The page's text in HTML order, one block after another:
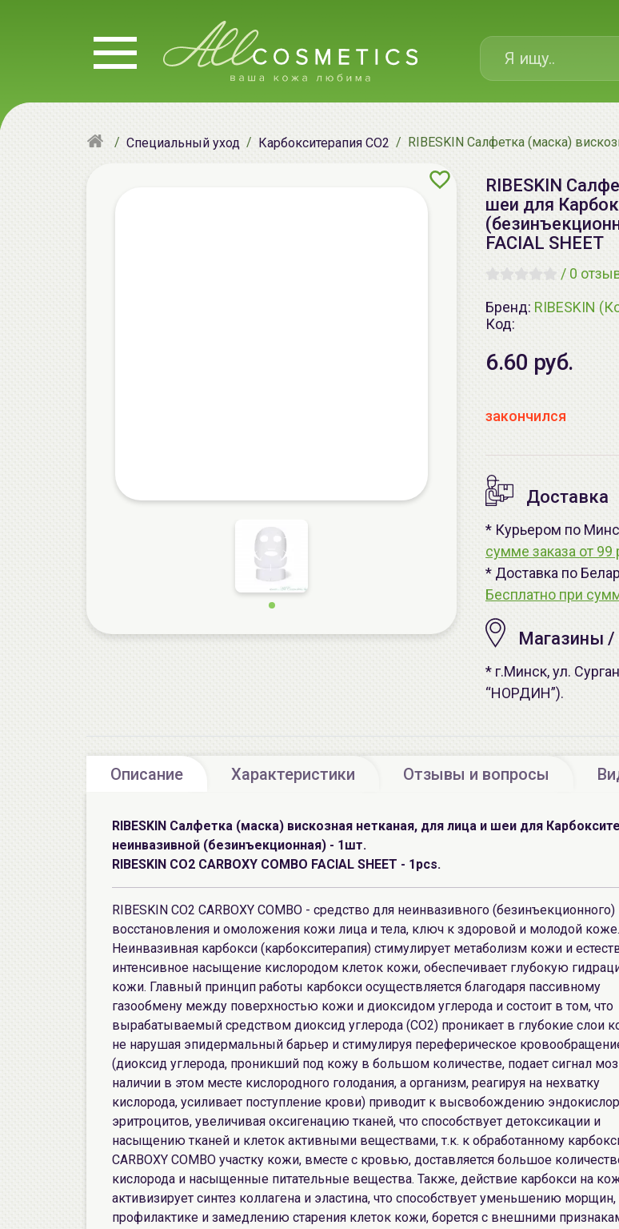
Специальный уход Карбокситерапия CO2 RIBESKIN Салфетка (маска)
RIBESKIN
шеи для
FACIAL SHEET
/ 0
Бренд: RIBESKIN
Код:
6.60 руб.
закончился
Доставка
* Курьером по
сумме заказа от 99
* Доставка по
Бесплатно при
Магазины
* г.Минск, ул.
“НОРДИН”).
Описание Характеристики Отзывы и вопросы
RIBESKIN Салфетка (маска) вискозная нетканая, для лица и шеи для
неинвазивной (безинъекционная) - 1шт.
RIBESKIN CO2 CARBOXY COMBO FACIAL SHEET - 1pcs.
RIBESKIN CO2 CARBOXY COMBO - средство для неинвазивного (безинъекционного)
восстановления и омоложения кожи лица и тела, ключ к здоровой и молодой коже.
Неинвазивная карбокси (карбокситерапия) стимулирует метаболизм кожи и
интенсивное насыщение кислородом клеток кожи, обеспечивает глубокую
кожи. Главный принцип работы карбокси осуществляется благодаря пассивному
газообмену между поверхностью кожи и диоксидом углерода и состоит в том, что
вырабатываемый средством диоксид углерода (CO2) проникает в глубокие слои
не нарушая эпидермальный барьер и стимулируя переферическое
(диоксид углерода, проникший под кожу в большом количестве, подает сигнал
наличии в этом месте кислородного голодания, а организм, реагируя на нехватку
кислорода, усиливает поступление крови) приводит к высвобождению
эритроцитов, увеличивая оксигенацию тканей, что способствует детоксикации и
насыщению тканей и клеток активными веществами, т.к. к обработанному
CARBOXY COMBO участку кожи, вместе с кровью, доставляется большое
кислорода и насыщенные питательные вещества. Также, действие карбокси на
активизирует синтез коллагена и эластина, что способствует уменьшению морщин,
профилактике и замедлению старения клеток кожи, борется с внешними